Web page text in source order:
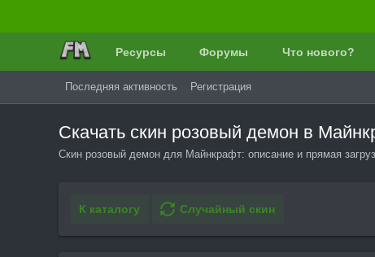
Ресурсы Форумы Что нового?
Последняя активность Регистрация
Скачать скин розовый демон в
Скин розовый демон для Майнкрафт: описание и прямая
К каталогу Случайный скин